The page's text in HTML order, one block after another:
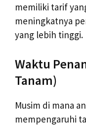
memiliki tarif
meningkatnya
yang lebih tinggi.
Waktu
Tanam)
Musim di mana
mempengaruhi